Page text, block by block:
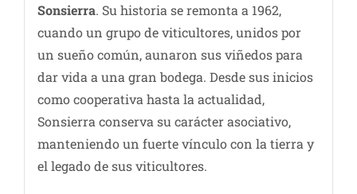
Sonsierra. Su historia se remonta a 1962,
cuando un grupo de viticultores, unidos por
un sueño común, aunaron sus viñedos para
dar vida a una gran bodega. Desde sus inicios
como cooperativa hasta la actualidad,
Sonsierra conserva su carácter asociativo,
manteniendo un fuerte vínculo con la tierra y
el legado de sus viticultores.